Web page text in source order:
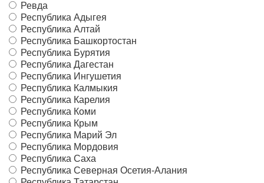
Ревда
Республика Адыгея
Республика Алтай
Республика Башкортостан
Республика Бурятия
Республика Дагестан
Республика Ингушетия
Республика Калмыкия
Республика Карелия
Республика Коми
Республика Крым
Республика Марий Эл
Республика Мордовия
Республика Саха
Республика Северная Осетия-Алания